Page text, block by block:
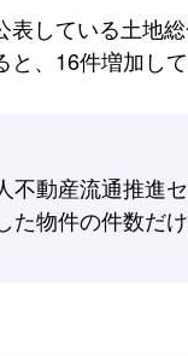
表している土地
、16件増加して
不動産流通推進
た物件の件数だ